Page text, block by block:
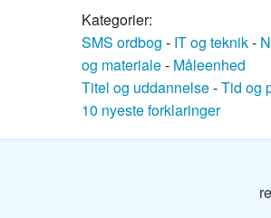
Kategorier:
SMS ordbog - IT og teknik-
og materiale- Måleenhed
Titel og uddannelse-Tid og
10 nyeste forklaringer